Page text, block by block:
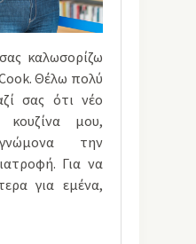
καλωσορίζω
Θέλω πολύ
σας ότι νέο
κουζίνα μου,
την
Για να
για εμένα,